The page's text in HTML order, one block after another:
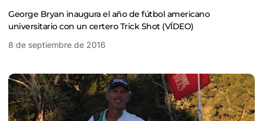
George Bryan inaugura el año de fútbol americano
universitario con un certero Trick Shot (VÍDEO)
8 de septiembre de 2016